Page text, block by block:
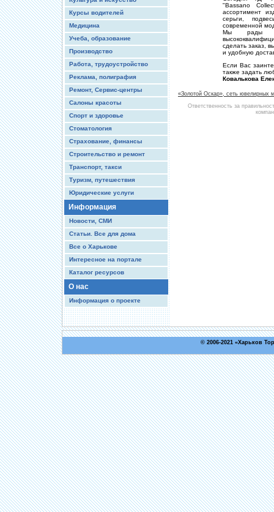
Курсы водителей
Медицина
Учеба, образование
Производство
Работа, трудоустройство
Реклама, полиграфия
Ремонт, Сервис-центры
Салоны красоты
Спорт и здоровье
Стоматология
Страхование, финансы
Строительство и ремонт
Транспорт, такси
Туризм, путешествия
Юридические услуги
Информация
Новости, СМИ
Статьи. Все для дома
Все о Харькове
Интересное на портале
Каталог ресурсов
О нас
Информация о проекте
"Bassano
ассортимент
серьги,
современной
Мы рады
сделать заказ,
и удобную
Если Вас
также задать
Ковалькова
«Золотой Оскар», сеть ювелирных
Ответственность за
© 2006-2021 «Харьков